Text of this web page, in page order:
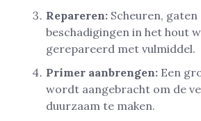
Repareren: Scheuren, gaten
beschadigingen in het hout
gerepareerd met vulmiddel.
Primer aanbrengen: Een
wordt aangebracht om de
duurzaam te maken.